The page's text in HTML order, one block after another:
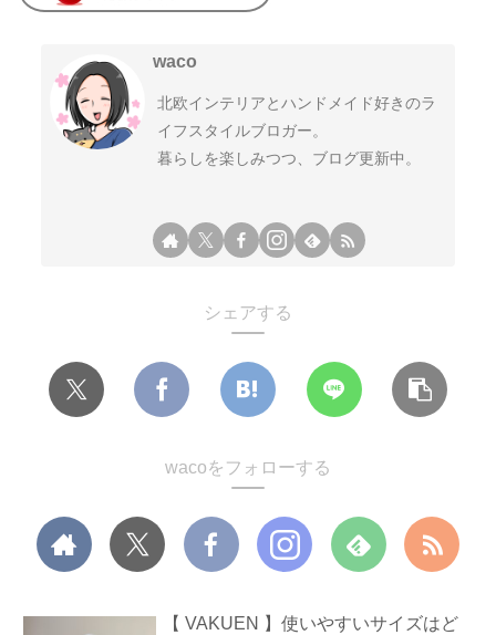
waco
北欧インテリアとハンドメイド好きのラ
イフスタイルブロガー。
暮らしを楽しみつつ、ブログ更新中。
シェアする
wacoをフォローする
【 VAKUEN 】使いやすいサイズはど